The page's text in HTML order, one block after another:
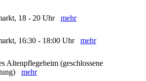
18 - 20 Uhr mehr
16:30 - 18:00 Uhr mehr
Altenpflegeheim (geschlossene
mehr